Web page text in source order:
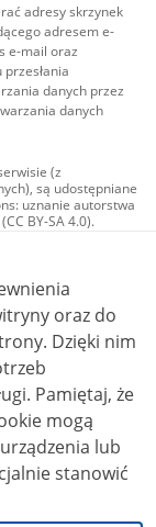
adresy skrzynek
adresem e-
e-mail oraz
danych przez
danych
(z
są udostępniane
uznanie autorstwa
BY-SA 4.0).
materiały
licencji typu
użycie
4.0 (CC BY-
inaczej.
oraz do
nim
że
mogą
lub
stanowić